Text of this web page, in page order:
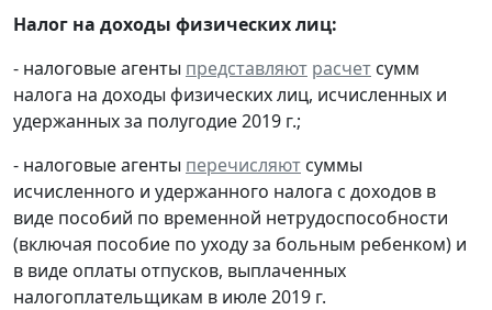
Налог на доходы физических лиц:
- налоговые агенты представляют расчет сумм
налога на доходы физических лиц, исчисленных и
удержанных за полугодие 2019 г.;
- налоговые агенты перечисляют суммы
исчисленного и удержанного налога с доходов в
виде пособий по временной нетрудоспособности
(включая пособие по уходу за больным ребенком) и
в виде оплаты отпусков, выплаченных
налогоплательщикам в июле 2019 г.